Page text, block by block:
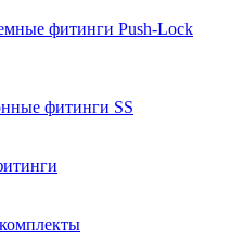
фитинги Push-Lock
фитинги SS